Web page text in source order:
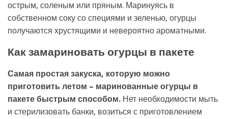
острым, соленым или пряным. Маринуясь в
собственном соку со специями и зеленью, огурцы
получаются хрустящими и невероятно ароматными.
Как замариновать огурцы в пакете
Самая простая закуска, которую можно
приготовить летом – маринованные огурцы в
пакете быстрым способом. Нет необходимости мыть
и стерилизовать банки, возиться с приготовлением